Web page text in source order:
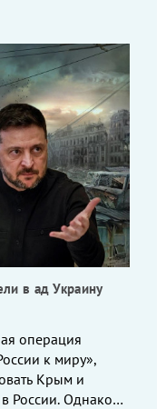
в ад Украину
операция
к миру»,
Крым и
в России. Однако